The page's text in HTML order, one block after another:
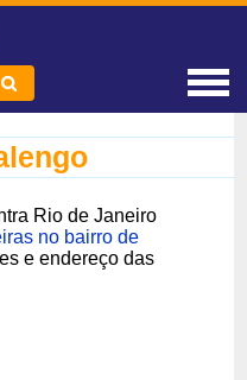
Rio de Janeiro
no bairro de
e endereço das